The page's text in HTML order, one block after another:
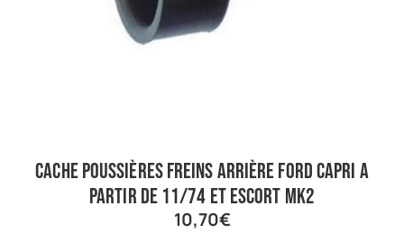
Cache poussières freins arrière Ford Capri a
partir de 11/74 et Escort Mk2
10,70€